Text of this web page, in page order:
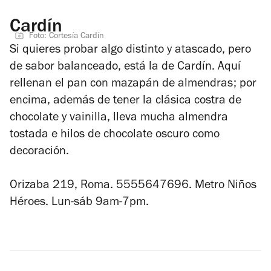
Cardín
Foto: Cortesía Cardín
Si quieres probar algo distinto y atascado, pero
de sabor balanceado, está la de Cardín. Aquí
rellenan el pan con mazapán de almendras; por
encima, además de tener la clásica costra de
chocolate y vainilla, lleva mucha almendra
tostada e hilos de chocolate oscuro como
decoración.
Orizaba 219, Roma. 5555647696. Metro Niños
Héroes. Lun-sáb 9am-7pm.